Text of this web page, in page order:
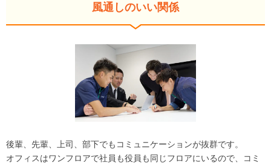
風通しのいい関係
後輩、先輩、上司、部下でもコミュニケーションが抜群です。
オフィスはワンフロアで社員も役員も同じフロアにいるので、コミ